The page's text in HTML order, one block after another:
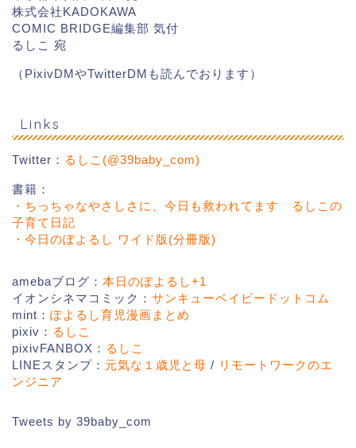
株式会社KADOKAWA
COMIC BRIDGE編集部 気付
るしこ 宛
（PixivDMやTwitterDMも読んでおります）
Links
Twitter： るしこ(@39baby_com)
書籍：
・ちっちゃなやさしさに、今日も救われてます るしこの
子育て日記
・今日のぽよるし ワイド版(分冊版)
amebaブログ： 本日のぽよるし+1
イオンシネマコミック： サンキューベイビードットコム
mint： ぽよるし育児漫画まとめ
pixiv： るしこ
pixivFANBOX： るしこ
LINEスタンプ： 元気な１歳児と母 / リモートワークのエ
ンジニア
Tweets by 39baby_com